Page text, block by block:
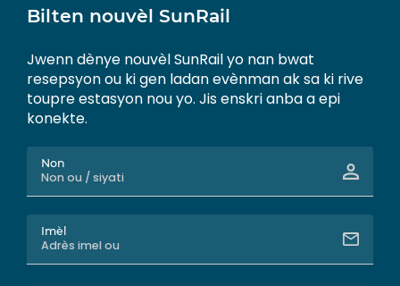
Bilten nouvèl SunRail
Jwenn dènye nouvèl SunRail yo nan bwat
resepsyon ou ki gen ladan evènman ak sa ki rive
toupre estasyon nou yo. Jis enskri anba a epi
konekte.
Non
Imèl